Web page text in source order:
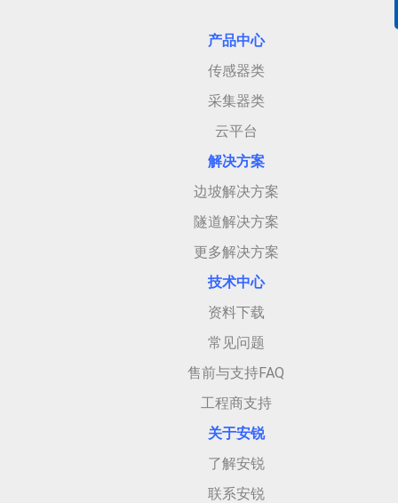
产品中心
传感器类
采集器类
云平台
解决方案
边坡解决方案
隧道解决方案
更多解决方案
技术中心
资料下载
常见问题
售前与支持FAQ
工程商支持
关于安锐
了解安锐
联系安锐